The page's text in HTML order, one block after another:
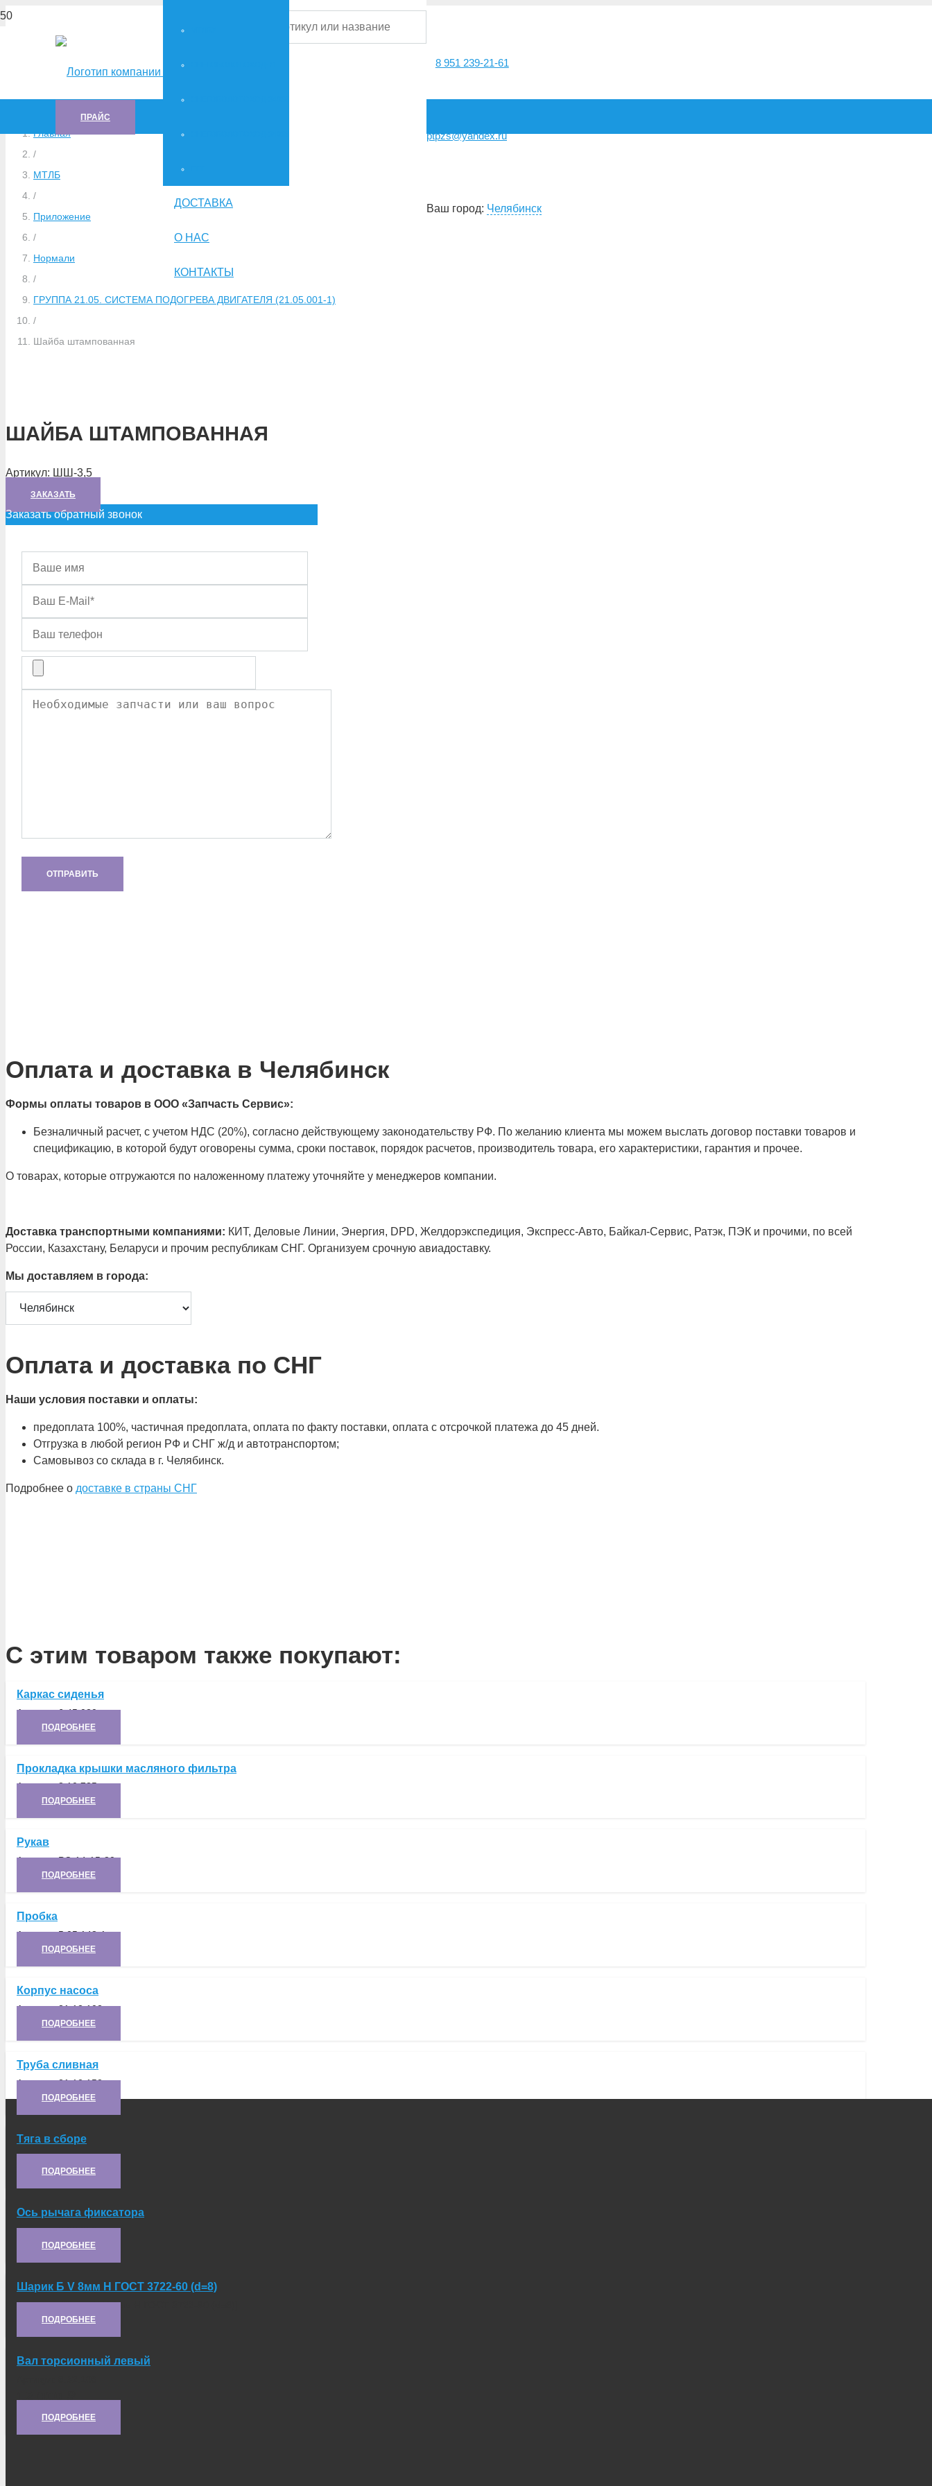
8 951 239-21-61
ptpzs@yandex.ru
Ваш город: Челябинск
ПРАЙС
ДОСТАВКА
О НАС
КОНТАКТЫ
Главная
/
МТЛБ
/
Приложение
/
Нормали
/
ГРУППА 21.05. СИСТЕМА ПОДОГРЕВА ДВИГАТЕЛЯ (21.05.001-1)
/
Шайба штампованная
ШАЙБА ШТАМПОВАННАЯ
Артикул: ШШ-3,5
ЗАКАЗАТЬ
Заказать обратный звонок
Оплата и доставка в Челябинск
Формы оплаты товаров в ООО «Запчасть Сервис»:
Безналичный расчет, с учетом НДС (20%), согласно действующему законодательству РФ. По желанию клиента мы можем выслать договор поставки товаров и
спецификацию, в которой будут оговорены сумма, сроки поставок, порядок расчетов, производитель товара, его характеристики, гарантия и прочее.
О товарах, которые отгружаются по наложенному платежу уточняйте у менеджеров компании.
Доставка транспортными компаниями: КИТ, Деловые Линии, Энергия, DPD, Желдорэкспедиция, Экспресс-Авто, Байкал-Сервис, Ратэк, ПЭК и прочими, по всей
России, Казахстану, Беларуси и прочим республикам СНГ. Организуем срочную авиадоставку.
Мы доставляем в города:
Оплата и доставка по СНГ
Наши условия поставки и оплаты:
предоплата 100%, частичная предоплата, оплата по факту поставки, оплата с отсрочкой платежа до 45 дней.
Отгрузка в любой регион РФ и СНГ ж/д и автотранспортом;
Самовывоз со склада в г. Челябинск.
Подробнее о доставке в страны СНГ
С этим товаром также покупают:
Каркас сиденья
Артикул:6.45.020
ПОДРОБНЕЕ
Прокладка крышки масляного фильтра
Артикул:8.10.735
ПОДРОБНЕЕ
Рукав
Артикул:РС-14-15-80
ПОДРОБНЕЕ
Пробка
Артикул:5.05.148-1
ПОДРОБНЕЕ
Корпус насоса
Артикул:21.12.102
ПОДРОБНЕЕ
Труба сливная
Артикул:21.12.152
ПОДРОБНЕЕ
Тяга в сборе
Артикул:6.61.037
ПОДРОБНЕЕ
Ось рычага фиксатора
Артикул:5.22.213
ПОДРОБНЕЕ
Шарик Б V 8мм Н ГОСТ 3722-60 (d=8)
Артикул:[Шарик Б V 8мм Н ГОСТ 3722-60 (d=8)]
ПОДРОБНЕЕ
Вал торсионный левый
12 000₽
ПОДРОБНЕЕ